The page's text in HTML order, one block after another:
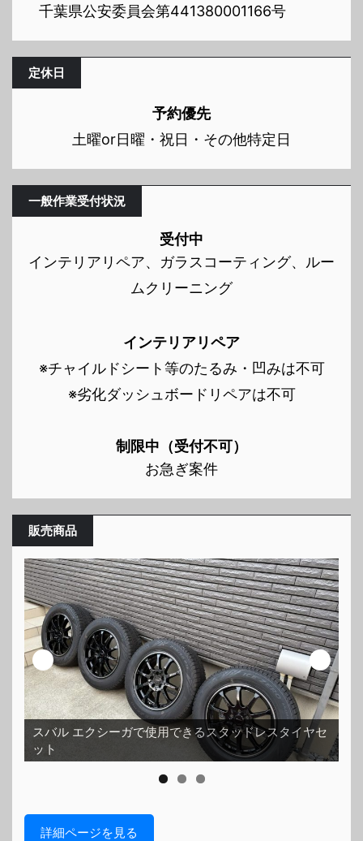
千葉県公安委員会第441380001166号
定休日
予約優先
土曜or日曜・祝日・その他特定日
一般作業受付状況
受付中
インテリアリペア、ガラスコーティング、ルー
ムクリーニング
インテリアリペア
※チャイルドシート等のたるみ・凹みは不可
※劣化ダッシュボードリペアは不可
制限中（受付不可）
お急ぎ案件
販売商品
スバル エクシーガで使用できるスタッドレスタイヤセ
ット
詳細ページを見る